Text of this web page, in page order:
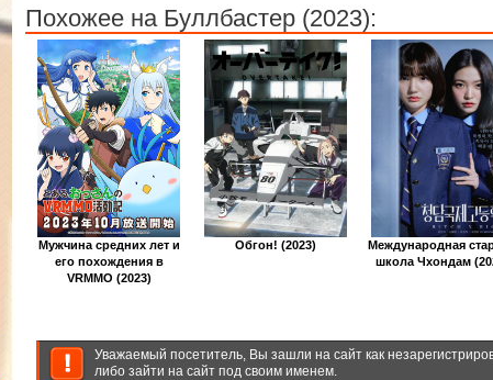
Похожее на Буллбастер (2023):
Мужчина средних лет и
его похождения в
VRMMO (2023)
Обгон! (2023)
Международная
школа Чхондам
Уважаемый посетитель, Вы зашли на сайт как
либо зайти на сайт под своим именем.